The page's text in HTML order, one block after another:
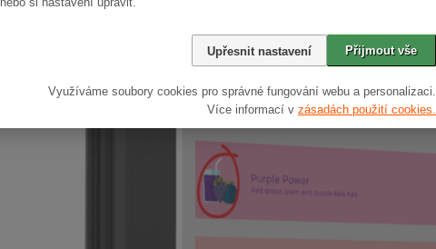
Přijmout vše
Upřesnit nastavení
Využíváme soubory cookies pro správné fungování webu a personalizaci.
Více informací v zásadách použití cookies.